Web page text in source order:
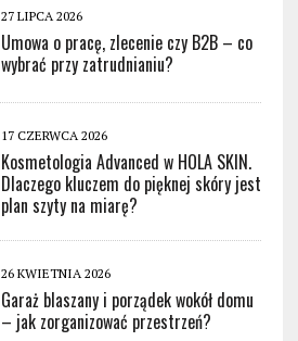
27 LIPCA 2026
Umowa o pracę, zlecenie czy B2B – co
wybrać przy zatrudnianiu?
17 CZERWCA 2026
Kosmetologia Advanced w HOLA SKIN.
Dlaczego kluczem do pięknej skóry jest
plan szyty na miarę?
26 KWIETNIA 2026
Garaż blaszany i porządek wokół domu
– jak zorganizować przestrzeń?